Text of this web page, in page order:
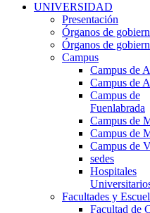
UNIVERSIDAD
Presentación
Órganos de
Órganos de
Campus
Campus de
Campus de
Campus de
Fuenlabrada
Campus de
Campus de
Campus de
sedes
Hospitales
Facultades y
Facultad de